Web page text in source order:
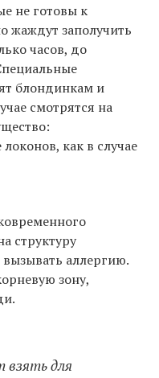
не готовы к
жаждут заполучить
часов, до
блондинкам и
смотрятся на
как в случае
структуру
аллергию.
зону,
взять для